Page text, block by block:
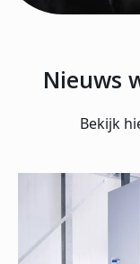
Nieuws
Bekijk